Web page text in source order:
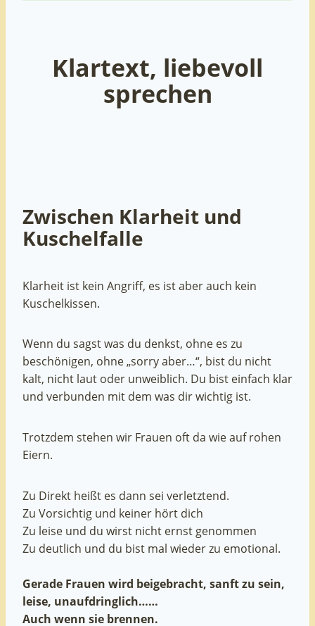
Klartext, liebevoll
sprechen
Zwischen Klarheit und
Kuschelfalle
Klarheit ist kein Angriff, es ist aber auch kein
Kuschelkissen.
Wenn du sagst was du denkst, ohne es zu
beschönigen, ohne „sorry aber…“, bist du nicht
kalt, nicht laut oder unweiblich. Du bist einfach klar
und verbunden mit dem was dir wichtig ist.
Trotzdem stehen wir Frauen oft da wie auf rohen
Eiern.
Zu Direkt heißt es dann sei verletztend.
Zu Vorsichtig und keiner hört dich
Zu leise und du wirst nicht ernst genommen
Zu deutlich und du bist mal wieder zu emotional.
Gerade Frauen wird beigebracht, sanft zu sein,
leise, unaufdringlich……
Auch wenn sie brennen.